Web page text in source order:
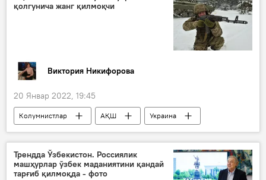
қолгунича жанг қилмоқчи
Виктория Никифорова
20 Январ 2022, 19:45
Колумнистлар АҚШ
Украина
ментал уруш
Россия
Трендда Ўзбекистон. Россиялик
машҳурлар ўзбек маданиятини қандай
тарғиб қилмоқда - фото